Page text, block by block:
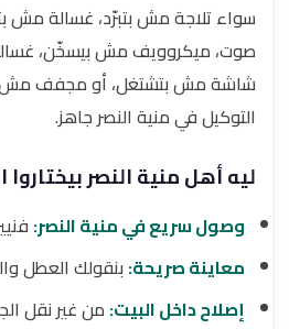
سواء تلاجة مش بتبرّد، غسالة مش
صوت، ميكروويف مش بيسخّن،
شاشة مش بتشتغل، أو مجفف
التوكيل في منية النصر جاهز.
ليه أهل منية النصر
وصول سريع في منية النصر:
معاينة صريحة: بنقولك العطل
إصلاح داخل البيت: من غير نقل